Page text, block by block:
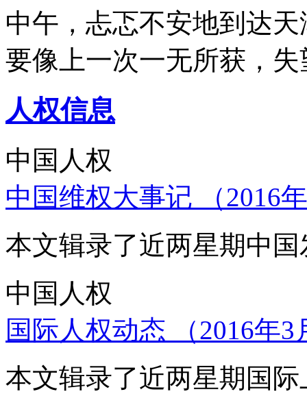
中午，忐忑不安地到达
要像上一次一无所获，
人权信息
中国人权
中国维权大事记 （2016
本文辑录了近两星期中
中国人权
国际人权动态 （2016年
本文辑录了近两星期国